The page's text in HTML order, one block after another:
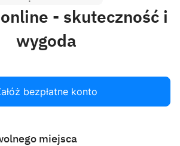
- skuteczność i
wygoda
bezpłatne konto
miejsca